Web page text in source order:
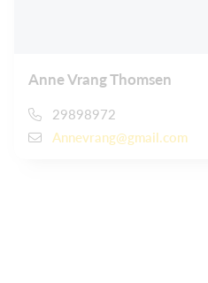
Anne Vrang Thomsen
29898972
Annevrang@gmail.com